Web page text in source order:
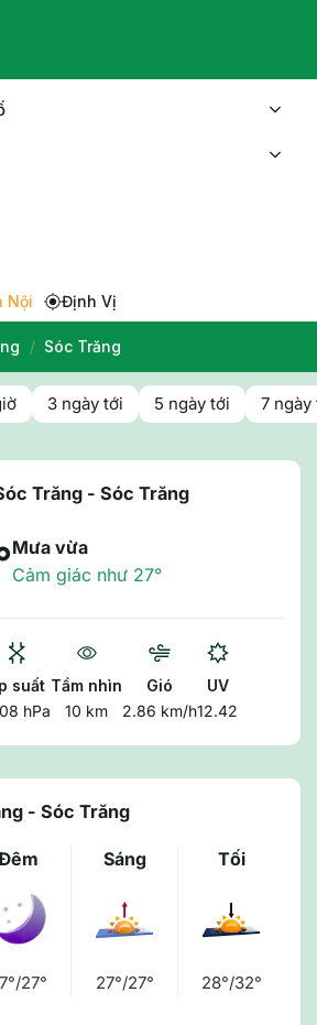
Nội Định Vị
/ Sóc Trăng
3 ngày tới 5 ngày tới 7 ngày
Trăng - Sóc Trăng
Mưa vừa
Cảm giác như 27°
suất
hPa
Tầm nhìn
10 km
Gió
2.86 km/h
UV
12.42
- Sóc Trăng
27°
Sáng
27°/27°
Tối
28°/32°